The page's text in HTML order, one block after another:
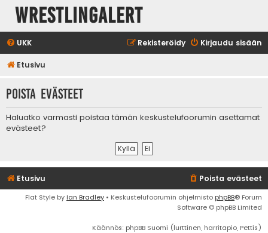
WrestlingAlert
UKK Kirjaudu sisään
Rekisteröidy
Etusivu
Poista evästeet
Haluatko varmasti poistaa tämän keskustelufoorumin asettamat
evästeet?
Etusivu Poista evästeet
Flat Style by Ian Bradley • Keskustelufoorumin ohjelmisto phpBB® Forum
Software © phpBB Limited
Käännös: phpBB Suomi (lurttinen, harritapio, Pettis)